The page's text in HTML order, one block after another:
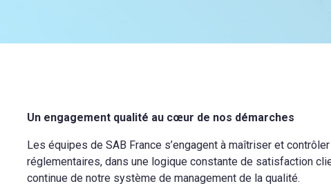
Un engagement qualité au cœur de nos démarches
Les équipes de SAB France s’engagent à maîtriser et
réglementaires, dans une logique constante de satisfaction
continue de notre système de management de la qualité.